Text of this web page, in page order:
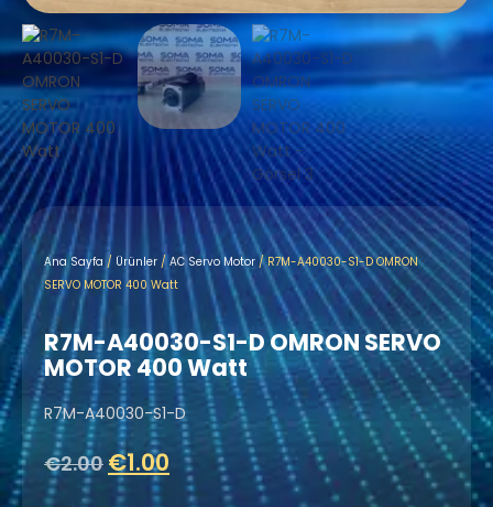
Ana Sayfa / Ürünler / AC Servo Motor / R7M-A40030-S1-D OMRON
SERVO MOTOR 400 Watt
R7M-A40030-S1-D OMRON SERVO
MOTOR 400 Watt
R7M-A40030-S1-D
€2.00 €1.00